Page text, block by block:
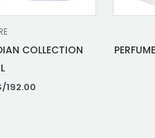
COLLECTION
192.00